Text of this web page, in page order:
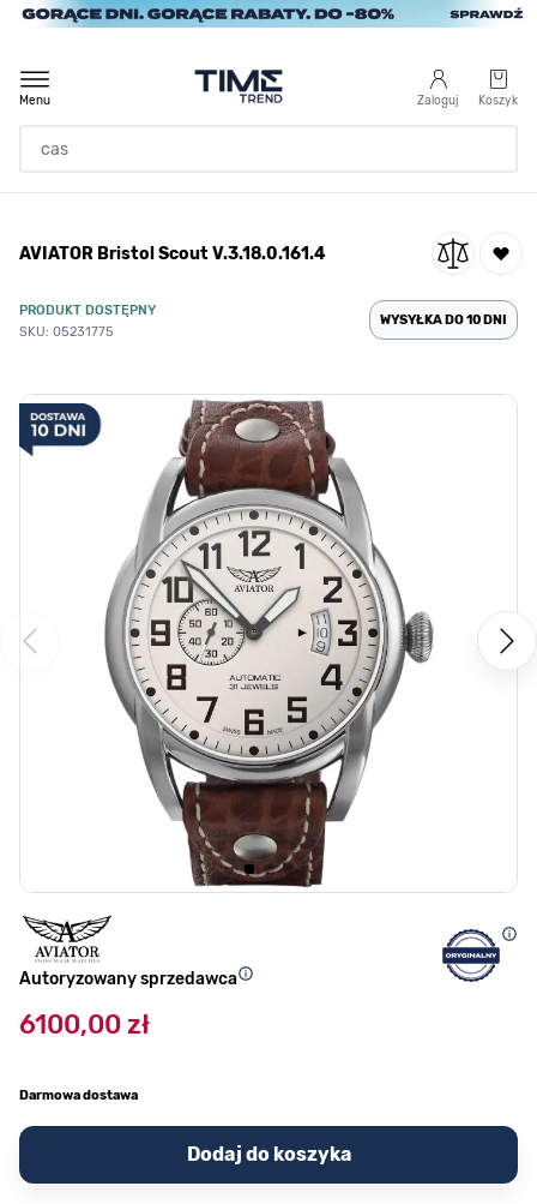
Przejdź do treści
Zaloguj Koszyk
Menu
/
AVIATOR Bristol Scout V.3.18.0.161.4
AVIATOR Bristol Scout V.3.18.0.161.4
PRODUKT DOSTĘPNY
SKU: 05231775
WYSYŁKA DO 10 DNI
Autoryzowany sprzedawca
6100,00 zł
Darmowa dostawa
Dodaj do koszyka